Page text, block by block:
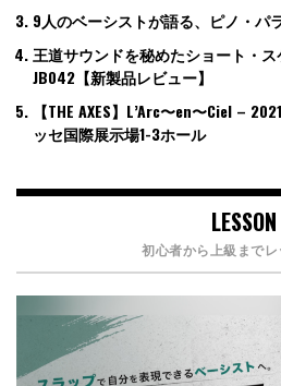
9人のベーシストが語る、ピノ・パ
王道サウンドを秘めたショート・ス
JB042【新製品レビュー】
【THE AXES】L’Arc〜en〜Ciel –
ッセ国際展示場1-3ホール
LESSON
初心者から上級まで